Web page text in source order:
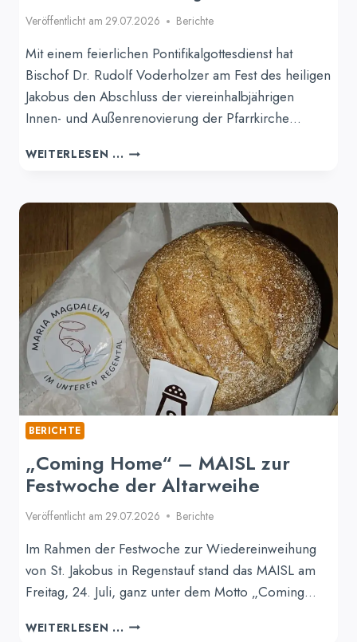
Veröffentlicht am 29.07.2026 Berichte
Mit einem feierlichen Pontifikalgottesdienst hat
Bischof Dr. Rudolf Voderholzer am Fest des heiligen
Jakobus den Abschluss der viereinhalbjährigen
Innen- und Außenrenovierung der Pfarrkirche…
WEITERLESEN ... WIEDEREINWEIHUNG
VON
ST.
JAKOBUS
BERICHTE
„Coming Home“ – MAISL zur
Festwoche der Altarweihe
Veröffentlicht am 29.07.2026 Berichte
Im Rahmen der Festwoche zur Wiedereinweihung
von St. Jakobus in Regenstauf stand das MAISL am
Freitag, 24. Juli, ganz unter dem Motto „Coming…
WEITERLESEN ... „COMING